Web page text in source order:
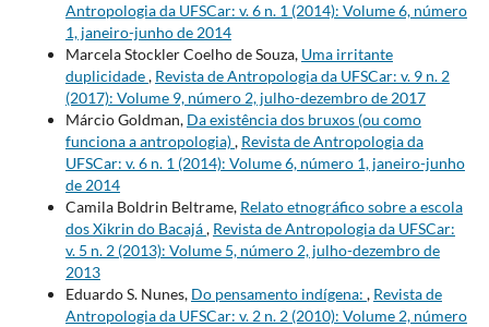
Antropologia da UFSCar: v. 6 n. 1 (2014): Volume 6, número
1, janeiro-junho de 2014
Marcela Stockler Coelho de Souza, Uma irritante
duplicidade, Revista de Antropologia da UFSCar: v. 9 n. 2
(2017): Volume 9, número 2, julho-dezembro de 2017
Márcio Goldman, Da existência dos bruxos (ou como
funciona a antropologia), Revista de Antropologia da
UFSCar: v. 6 n. 1 (2014): Volume 6, número 1, janeiro-junho
de 2014
Camila Boldrin Beltrame, Relato etnográfico sobre a escola
dos Xikrin do Bacajá, Revista de Antropologia da UFSCar:
v. 5 n. 2 (2013): Volume 5, número 2, julho-dezembro de
2013
Eduardo S. Nunes, Do pensamento indígena: , Revista de
Antropologia da UFSCar: v. 2 n. 2 (2010): Volume 2, número